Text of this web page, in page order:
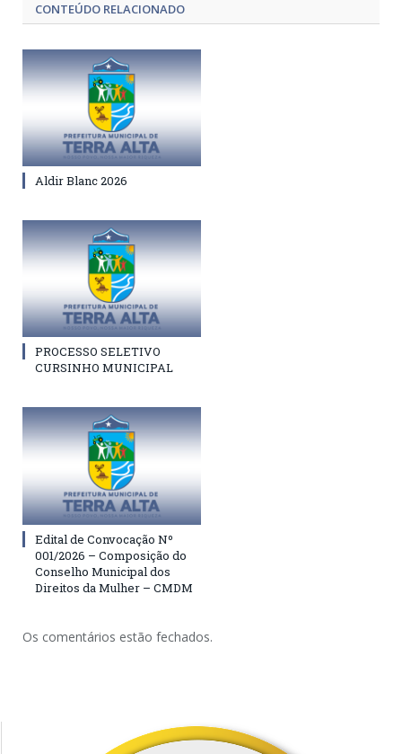
CONTEÚDO RELACIONADO
Aldir Blanc 2026
PROCESSO SELETIVO
CURSINHO MUNICIPAL
Edital de Convocação Nº
001/2026 – Composição do
Conselho Municipal dos
Direitos da Mulher – CMDM
Os comentários estão fechados.